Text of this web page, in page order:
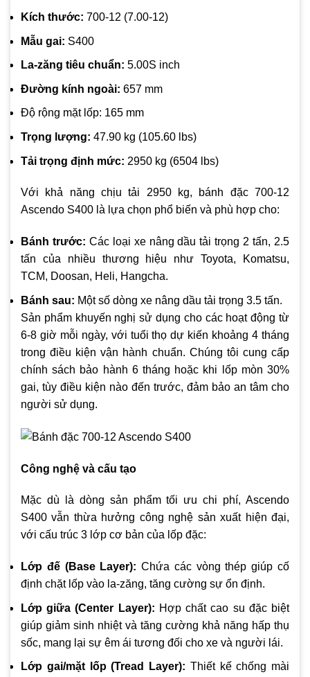
Kích thước: 700-12 (7.00-12)
Mẫu gai: S400
La-zăng tiêu chuẩn: 5.00S inch
Đường kính ngoài: 657 mm
Độ rộng mặt lốp: 165 mm
Trọng lượng: 47.90 kg (105.60 lbs)
Tải trọng định mức: 2950 kg (6504 lbs)
Với khả năng chịu tải 2950 kg, bánh đặc 700-12
Ascendo S400 là lựa chọn phổ biến và phù hợp cho:
Bánh trước: Các loại xe nâng dầu tải trọng 2 tấn, 2.5
tấn của nhiều thương hiệu như Toyota, Komatsu,
TCM, Doosan, Heli, Hangcha.
Bánh sau: Một số dòng xe nâng dầu tải trọng 3.5 tấn.
Sản phẩm khuyến nghị sử dụng cho các hoạt động từ
6-8 giờ mỗi ngày, với tuổi thọ dự kiến khoảng 4 tháng
trong điều kiện vận hành chuẩn. Chúng tôi cung cấp
chính sách bảo hành 6 tháng hoặc khi lốp mòn 30%
gai, tùy điều kiện nào đến trước, đảm bảo an tâm cho
người sử dụng.
Công nghệ và cấu tạo
Mặc dù là dòng sản phẩm tối ưu chi phí, Ascendo
S400 vẫn thừa hưởng công nghệ sản xuất hiện đại,
với cấu trúc 3 lớp cơ bản của lốp đặc:
Lớp đế (Base Layer): Chứa các vòng thép giúp cố
định chặt lốp vào la-zăng, tăng cường sự ổn định.
Lớp giữa (Center Layer): Hợp chất cao su đặc biệt
giúp giảm sinh nhiệt và tăng cường khả năng hấp thụ
sốc, mang lại sự êm ái tương đối cho xe và người lái.
Lớp gai/mặt lốp (Tread Layer): Thiết kế chống mài